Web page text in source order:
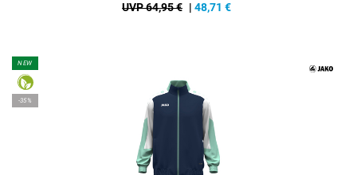
UVP 64,95 € | 48,71 €
NEW
-35%